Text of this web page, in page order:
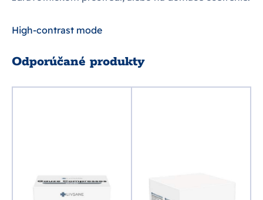
High-contrast mode
Odporúčané produkty